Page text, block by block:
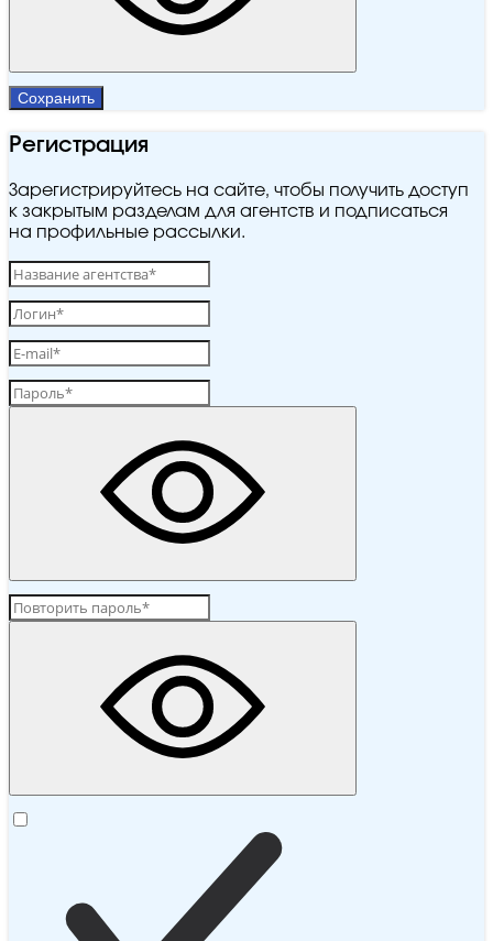
Сохранить
Регистрация
Зарегистрируйтесь на сайте, чтобы получить доступ
к закрытым разделам для агентств и подписаться
на профильные рассылки.